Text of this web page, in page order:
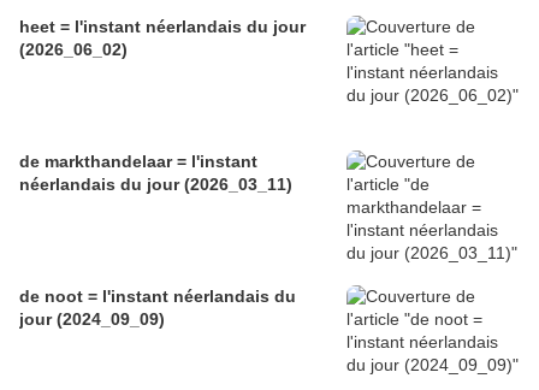
heet = l'instant néerlandais du jour
(2026_06_02)
de markthandelaar = l'instant
néerlandais du jour (2026_03_11)
de noot = l'instant néerlandais du
jour (2024_09_09)